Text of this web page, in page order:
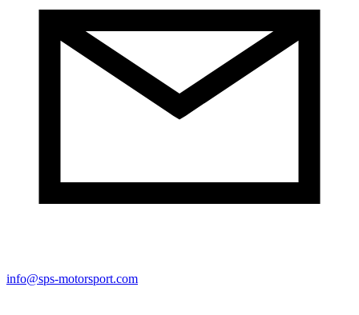
info@sps-motorsport.com